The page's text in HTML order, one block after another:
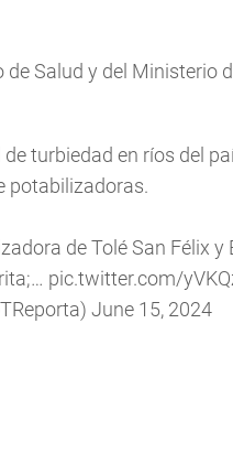
Salud y del Ministerio
turbiedad en ríos del
potabilizadoras.
de Tolé San Félix y
pic.twitter.com/
June 15, 2024